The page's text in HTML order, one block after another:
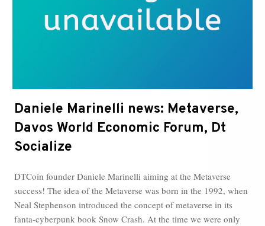
Daniele Marinelli news: Metaverse,
Davos World Economic Forum, Dt
Socialize
DTCoin founder Daniele Marinelli aiming at the Metaverse
success! The idea of the Metaverse was born in the 1992, when
Neal Stephenson introduced the concept of metaverse in its
fanta-cyberpunk book Snow Crash. At the time we were only